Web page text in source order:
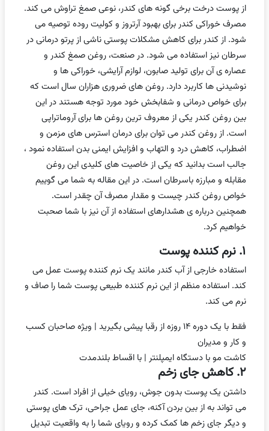
از پوست درخت برخی گونه های کندر، نوعی صمغ تراوش می کند.
مصرف خوراکی کندر برای بهبود آرتروز و کولیت روده توصیه می
شود. از کندر برای کاهش مشکلات پوستی ناشی از پرتو درمانی در
سرطان نیز استفاده می شود. در صنعت، روغن صمغ کندر و
عصاره ی آن برای تولید صابون، لوازم آرایشی، خوراکی ها و
نوشیدنی ها کاربرد دارد. روغن های ضروری هزاران سال است که
برای خواص درمانی و شفابخش خود مورد توجه هستند در این
بین روغن کندر یکی از معروف ترین روغن ها برای آروماتراپی
است. از روغن کندر می توان برای درمان استرس های مزمن و
اضطراب، کاهش درد و التهاب و افزایش ایمنی بدن استفاده نمود ،
جالب است بدانید که یکی از خاصیت های کلیدی این روغن
مقابله و مبارزه باسرطان است. در این مقاله به شما می گوییم
خواص روغن کندر چیست و مقدار مصرف آن چقدر است.
همچنین درباره ی هشدارهای استفاده از آن نیز با شما صحبت
خواهیم کرد.
۱. نرم کننده پوست
استفاده خارجی از آب کندر مانند یک نرم کننده پوست عمل می
کند. استفاده منظم از این نرم کننده طبیعی پوست شما را صاف و
نرم می کند.
فقط با یک دوره ۱۴ روزه از رقبا پیشی بگیرید | ویژه صاحبان کسب
و کار و مدیران
کاشت مو با دستگاه ایمپلنتر | با اقساط بلندمدت
۲. کاهش جای زخم
داشتن یک پوست بدون جوش، رویای خیلی از افراد است. کندر
می تواند به از بین بردن آکنه، جای عمل جراحی، ترک های پوستی
و دیگر جای زخم ها کمک کرده و رویای شما را به واقعیت تبدیل